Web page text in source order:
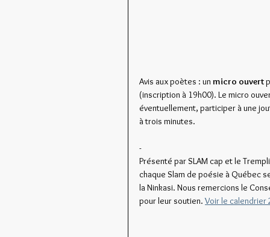
Avis aux poètes : un micro ouvert
(inscription à 19h00). Le micro
éventuellement, participer à une
à trois minutes.
-
Présenté par SLAM cap et le
chaque Slam de poésie à Québec
la Ninkasi. Nous remercions le
pour leur soutien. Voir le calendrier